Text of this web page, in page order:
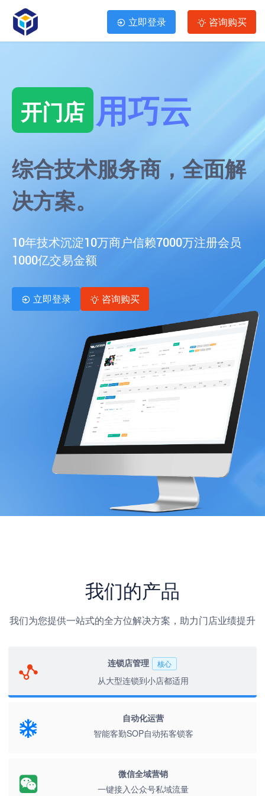
立即登录 咨询购买
开门店 用巧云
综合技术服务商，全面解
决方案。
10年技术沉淀10万商户信赖7000万注册会员
1000亿交易金额
立即登录 咨询购买
我们的产品
我们为您提供一站式的全方位解决方案，助力门店业绩提升
连锁店管理 核心
从大型连锁到小店都适用
自动化运营
智能客勤SOP自动拓客锁客
微信全域营销
一键接入公众号私域流量